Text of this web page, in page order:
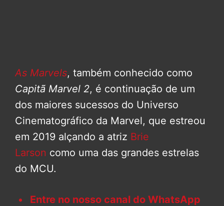
As Marvels, também conhecido como
Capitã Marvel 2, é continuação de um
dos maiores sucessos do Universo
Cinematográfico da Marvel, que estreou
em 2019 alçando a atriz Brie
Larson como uma das grandes estrelas
do MCU.
Entre no nosso canal do WhatsApp